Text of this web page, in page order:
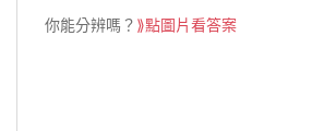
你能分辨嗎？ ⟫點圖片看答案